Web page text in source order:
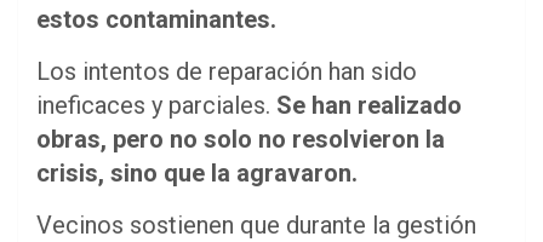
estos contaminantes.
Los intentos de reparación han sido
ineficaces y parciales. Se han realizado
obras, pero no solo no resolvieron la
crisis, sino que la agravaron.
Vecinos sostienen que durante la gestión